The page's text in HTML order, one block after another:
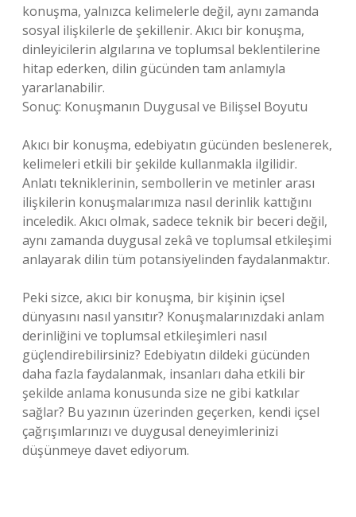
konuşma, yalnızca kelimelerle değil, aynı zamanda
sosyal ilişkilerle de şekillenir. Akıcı bir konuşma,
dinleyicilerin algılarına ve toplumsal beklentilerine
hitap ederken, dilin gücünden tam anlamıyla
yararlanabilir.
Sonuç: Konuşmanın Duygusal ve Bilişsel Boyutu
Akıcı bir konuşma, edebiyatın gücünden beslenerek,
kelimeleri etkili bir şekilde kullanmakla ilgilidir.
Anlatı tekniklerinin, sembollerin ve metinler arası
ilişkilerin konuşmalarımıza nasıl derinlik kattığını
inceledik. Akıcı olmak, sadece teknik bir beceri değil,
aynı zamanda duygusal zekâ ve toplumsal etkileşimi
anlayarak dilin tüm potansiyelinden faydalanmaktır.
Peki sizce, akıcı bir konuşma, bir kişinin içsel
dünyasını nasıl yansıtır? Konuşmalarınızdaki anlam
derinliğini ve toplumsal etkileşimleri nasıl
güçlendirebilirsiniz? Edebiyatın dildeki gücünden
daha fazla faydalanmak, insanları daha etkili bir
şekilde anlama konusunda size ne gibi katkılar
sağlar? Bu yazının üzerinden geçerken, kendi içsel
çağrışımlarınızı ve duygusal deneyimlerinizi
düşünmeye davet ediyorum.